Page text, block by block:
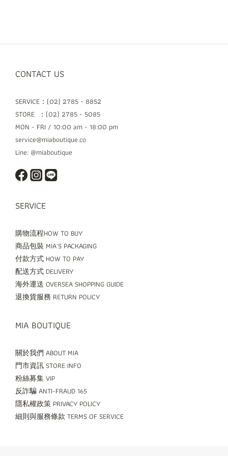
CONTACT US
SERVICE：(02) 2785 - 8852
STORE ：(02) 2785 - 5085
MON - FRI / 10:00 am - 18:00 pm
service@miaboutique.co
Line: @miaboutique
SERVICE
購物流程HOW TO BUY
商品包裝 MIA'S PACKAGING
付款方式 HOW TO PAY
配送方式 DELIVERY
海外運送 OVERSEA SHOPPING GUIDE
退換貨服務 RETURN POLICY
MIA BOUTIQUE
關於我們 ABOUT MIA
門市資訊 STORE INFO
粉絲募集 VIP
反詐騙 ANTI-FRAUD 165
隱私權政策 PRIVACY POLICY
細則與服務條款 TERMS OF SERVICE